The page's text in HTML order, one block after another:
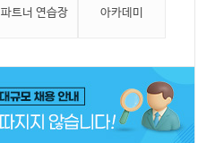
파트너 연습장 아카데미